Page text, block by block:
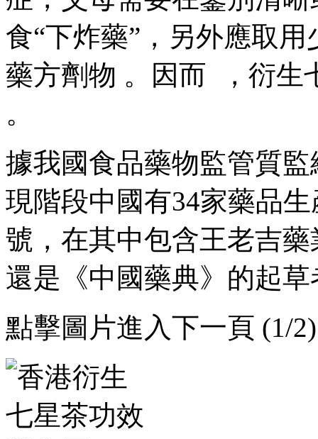
食“下炸藥”，另外應取用
藥方劑物 。因而  ，
。
據我國食品藥物監管質監
現階段中國有34家藥品
號，在其中包含王老
還是《中國藥典》的起草者
點擊圖片進入下一頁 (1/2)